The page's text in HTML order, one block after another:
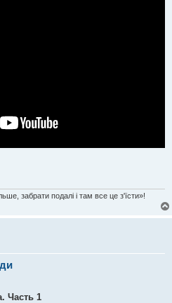
забрати подалі і там все це з'їсти»!
Часть 1